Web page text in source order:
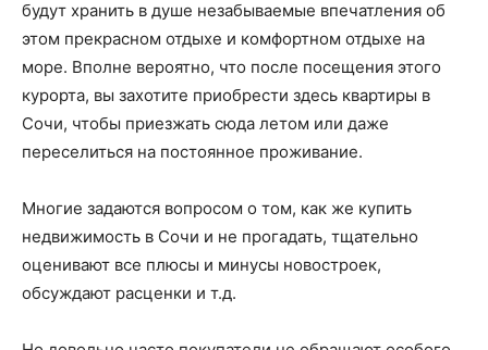
будут хранить в душе незабываемые впечатления об
этом прекрасном отдыхе и комфортном отдыхе на
море. Вполне вероятно, что после посещения этого
курорта, вы захотите приобрести здесь квартиры в
Сочи, чтобы приезжать сюда летом или даже
переселиться на постоянное проживание.
Многие задаются вопросом о том, как же купить
недвижимость в Сочи и не прогадать, тщательно
оценивают все плюсы и минусы новостроек,
обсуждают расценки и т.д.